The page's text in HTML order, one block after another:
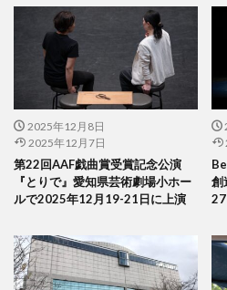
2025年12月8日
2025年12月7日
第22回AAF戯曲賞受賞記念公演
『とりで』愛知県芸術劇場小ホー
ルで2025年12月19-21日に上演
創